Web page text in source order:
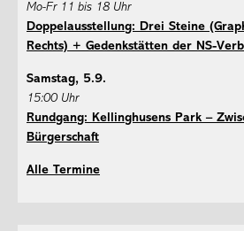
Mo-Fr 11 bis 18 Uhr
Doppelausstellung: Drei Steine
Rechts) + Gedenkstätten der NS-
Samstag, 5.9.
15:00 Uhr
Rundgang: Kellinghusens Park –
Bürgerschaft
Alle Termine